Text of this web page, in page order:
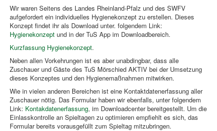
Benutzer
Kontakt
Impressum
Downloadcenter
Aktuelle Seite: Startseite News
Allgemein
Hygienekonzept TuS Mörschied
Wir waren Seitens des Landes Rheinland-Pfalz und des SWFV
aufgefordert ein individuelles Hygienekonzept zu erstellen. Dieses
Konzept findet ihr als Download unter. folgendem Link:
Hygienekonzept und in der TuS App im Downloadbereich.
Kurzfassung Hygienekonzept.
Neben allen Vorkehrungen ist es aber unabdingbar, dass alle
Zuschauer und Gäste des TuS Mörschied AKTIV bei der Umsetzung
dieses Konzeptes und den Hygienemaßnahmen mitwirken.
Wie in vielen anderen Bereichen ist eine Kontaktdatenerfassung aller
Zuschauer nötig. Das Formular haben wir ebenfalls, unter folgendem
Link: Kontakdatenerfassung, im Downloadcenter bereitgestellt. Um die
Einlasskontrolle an Spieltagen zu optimieren empfiehlt es sich, das
Formular bereits vorausgefüllt zum Spieltag mitzubringen.